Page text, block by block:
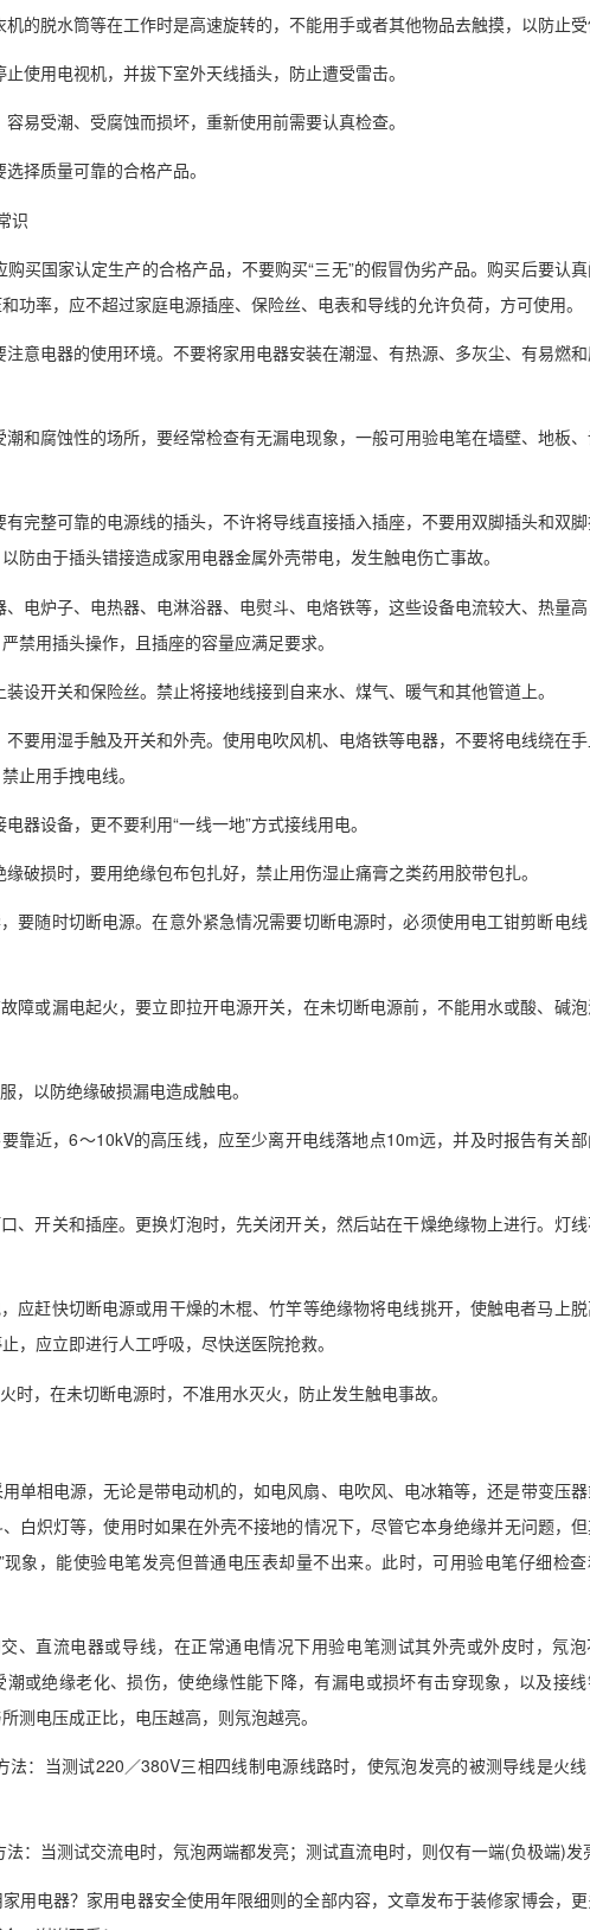
的脱水筒等在工作时是高速旋转的，不能用手或者其他物品去触摸，以防止受
使用电视机，并拔下室外天线插头，防止遭受雷击。
易受潮、受腐蚀而损坏，重新使用前需要认真检查。
择质量可靠的合格产品。
识
买国家认定生产的合格产品，不要购买“三无”的假冒伪劣产品。购买后要认
功率，应不超过家庭电源插座、保险丝、电表和导线的允许负荷，方可使用。
意电器的使用环境。不要将家用电器安装在潮湿、有热源、多灰尘、有易燃
和腐蚀性的场所，要经常检查有无漏电现象，一般可用验电笔在墙壁、地板
完整可靠的电源线的插头，不许将导线直接插入插座，不要用双脚插头和双
防由于插头错接造成家用电器金属外壳带电，发生触电伤亡事故。
电炉子、电热器、电淋浴器、电熨斗、电烙铁等，这些设备电流较大、热量
禁用插头操作，且插座的容量应满足要求。
设开关和保险丝。禁止将接地线接到自来水、煤气、暖气和其他管道上。
要用湿手触及开关和外壳。使用电吹风机、电烙铁等电器，不要将电线绕在手
止用手拽电线。
器设备，更不要利用“一线一地”方式接线用电。
破损时，要用绝缘包布包扎好，禁止用伤湿止痛膏之类药用胶带包扎。
要随时切断电源。在意外紧急情况需要切断电源时，必须使用电工钳剪断电
障或漏电起火，要立即拉开电源开关，在未切断电源前，不能用水或酸、碱
，以防绝缘破损漏电造成触电。
靠近，6～10kV的高压线，应至少离开电线落地点10m远，并及时报告有关
、开关和插座。更换灯泡时，先关闭开关，然后站在干燥绝缘物上进行。灯
应赶快切断电源或用干燥的木棍、竹竿等绝缘物将电线挑开，使触电者马上
，应立即进行人工呼吸，尽快送医院抢救。
时，在未切断电源时，不准用水灭火，防止发生触电事故。
单相电源，无论是带电动机的，如电风扇、电吹风、电冰箱等，还是带变压
白炽灯等，使用时如果在外壳不接地的情况下，尽管它本身绝缘并无问题，
现象，能使验电笔发亮但普通电压表却量不出来。此时，可用验电笔仔细检
、直流电器或导线，在正常通电情况下用验电笔测试其外壳或外皮时，氖泡
或绝缘老化、损伤，使绝缘性能下降，有漏电或损坏有击穿现象，以及接
测电压成正比，电压越高，则氖泡越亮。
法：当测试220／380V三相四线制电源线路时，使氖泡发亮的被测导线是火
：当测试交流电时，氖泡两端都发亮；测试直流电时，则仅有一端(负极端)发
用电器？家用电器安全使用年限细则的全部内容，文章发布于装修家博会，